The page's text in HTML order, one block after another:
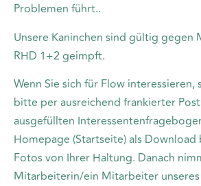
Problemen führt..
Unsere Kaninchen sind gültig gegen
RHD 1+2 geimpft.
Wenn Sie sich für Flow interessieren,
bitte per ausreichend frankierter
ausgefüllten
Homepage (Startseite) als
Fotos von Ihrer Haltung. Danach
Mitarbeiterin/ein Mitarbeiter